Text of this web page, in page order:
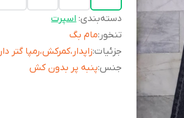
دسته‌بندی:اسپرت
تنخور :مام بگ
جزئیات:زاپدار،کمرکش،رمپا گتر دار
جنس:پنبه پر بدون کش